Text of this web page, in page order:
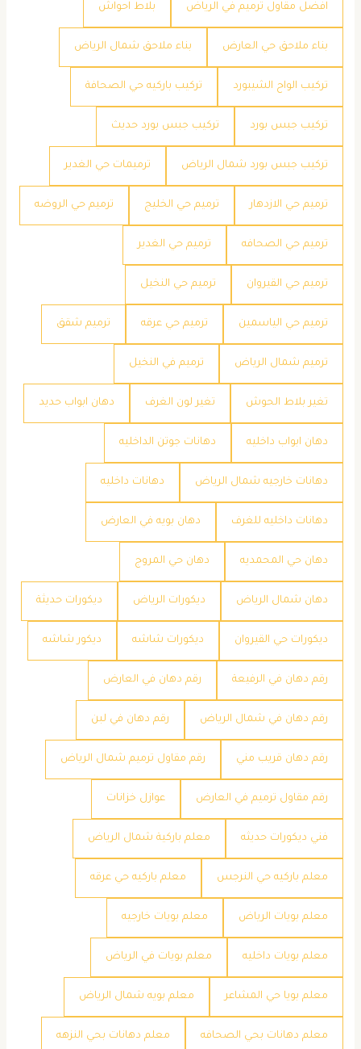
افضل مقاول ترميم في الرياض بلاط احواش
بناء ملاحق حي العارض بناء ملاحق شمال الرياض
تركيب الواح الشيبورد تركيب باركيه حي الصحافة
تركيب جبس بورد تركيب جبس بورد حديث
تركيب جبس بورد شمال الرياض ترميمات حي الغدير
ترميم حي الازدهار ترميم حي الخليج ترميم حي الروضه
ترميم حي الصحافه ترميم حي الغدير
ترميم حي القيروان ترميم حي النخيل
ترميم حي الياسمين ترميم حي عرقه ترميم شقق
ترميم شمال الرياض ترميم في النخيل
تغير بلاط الحوش تغير لون الغرف دهان ابواب حديد
دهان ابواب داخليه دهانات جوتن الداخليه
دهانات خارجيه شمال الرياض دهانات داخليه
دهانات داخليه للغرف دهان بويه في العارض
دهان حي المحمديه دهان حي المروج
دهان شمال الرياض ديكورات الرياض ديكورات حديثة
ديكورات حي القيروان ديكورات شاشه ديكور شاشه
رقم دهان في الرفيعة رقم دهان في العارض
رقم دهان في شمال الرياض رقم دهان في لبن
رقم دهان قريب مني رقم مقاول ترميم شمال الرياض
رقم مقاول ترميم في العارض عوازل خزانات
فني ديكورات حديثه معلم باركية شمال الرياض
معلم باركيه حي النرجس معلم باركيه حي عرقه
معلم بويات الرياض معلم بويات خارجيه
معلم بويات داخليه معلم بويات في الرياض
معلم بويا حي المشاعر معلم بويه شمال الرياض
معلم دهانات بحي الصحافه معلم دهانات بحي النزهه